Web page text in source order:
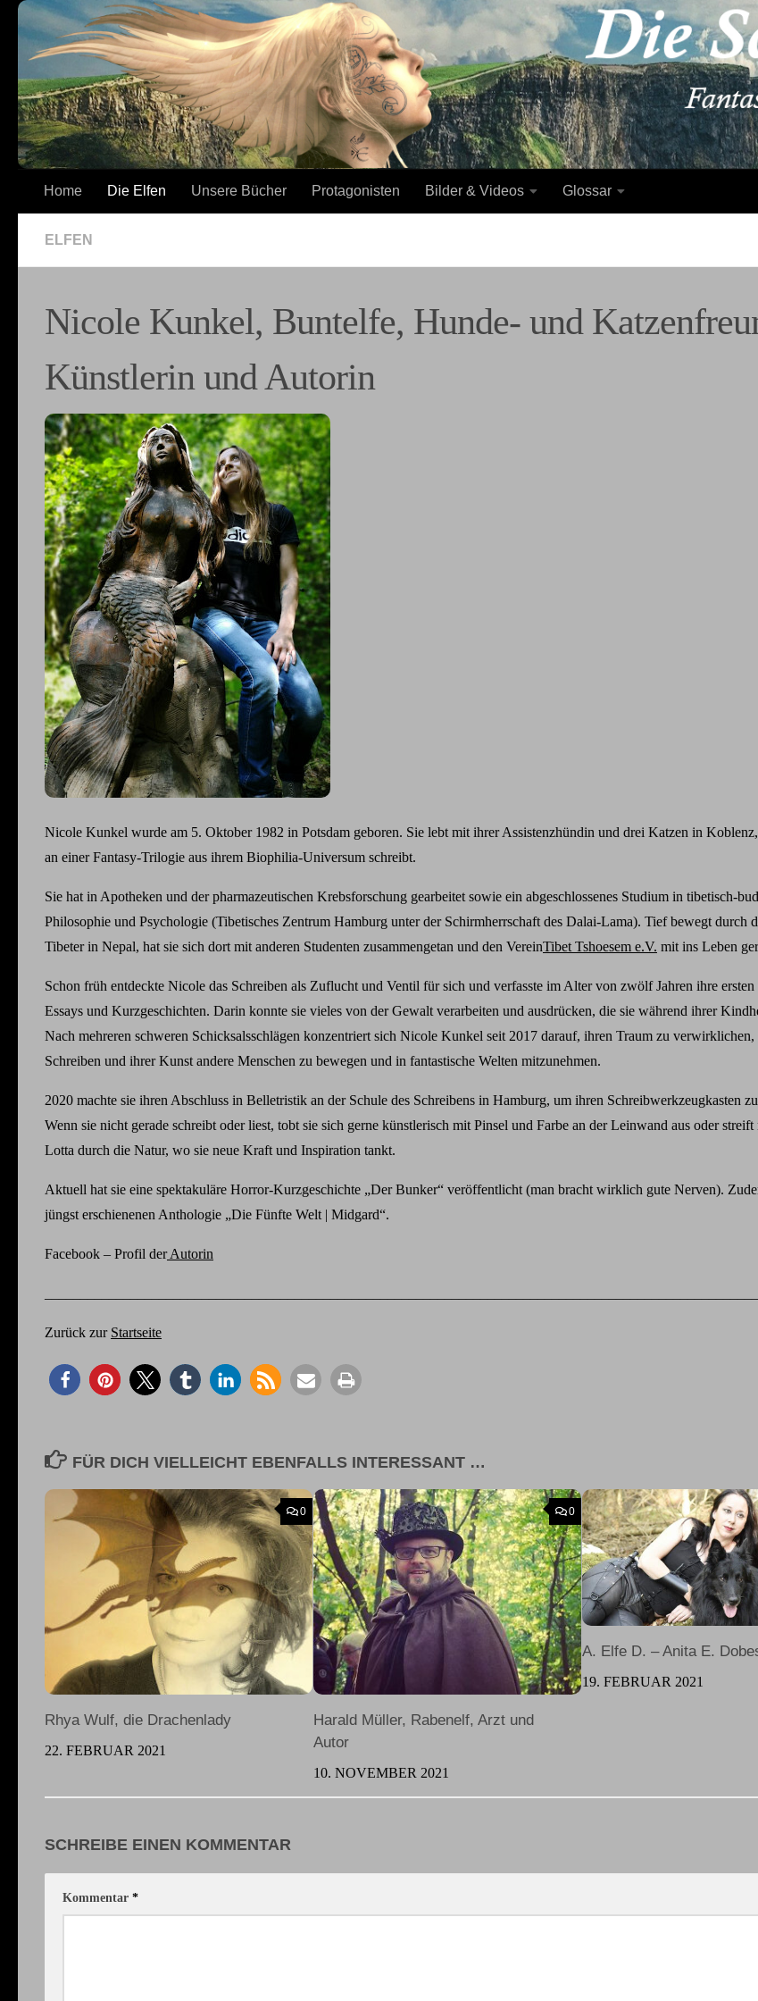
Zum Inhalt springen
Home Die Elfen Unsere Bücher Protagonisten Bilder & Videos Glossar
ELFEN
Nicole Kunkel, Buntelfe, Hunde- und
Künstlerin und Autorin
Nicole Kunkel wurde am 5. Oktober 1982 in Potsdam geboren. Sie lebt mit ihrer Assistenzhündin und drei Katzen in
an einer Fantasy-Trilogie aus ihrem Biophilia-Universum schreibt.
Sie hat in Apotheken und der pharmazeutischen Krebsforschung gearbeitet sowie ein abgeschlossenes Studium in tibetisch-
Philosophie und Psychologie (Tibetisches Zentrum Hamburg unter der Schirmherrschaft des Dalai-Lama). Tief bewegt durch
Tibeter in Nepal, hat sie sich dort mit anderen Studenten zusammengetan und den VereinTibet Tshoesem e.V. mit ins Leben
Schon früh entdeckte Nicole das Schreiben als Zuflucht und Ventil für sich und verfasste im Alter von zwölf Jahren ihre ersten
Essays und Kurzgeschichten. Darin konnte sie vieles von der Gewalt verarbeiten und ausdrücken, die sie während ihrer
Nach mehreren schweren Schicksalsschlägen konzentriert sich Nicole Kunkel seit 2017 darauf, ihren Traum zu verwirklichen,
Schreiben und ihrer Kunst andere Menschen zu bewegen und in fantastische Welten mitzunehmen.
2020 machte sie ihren Abschluss in Belletristik an der Schule des Schreibens in Hamburg, um ihren Schreibwerkzeugkasten
Wenn sie nicht gerade schreibt oder liest, tobt sie sich gerne künstlerisch mit Pinsel und Farbe an der Leinwand aus oder
Lotta durch die Natur, wo sie neue Kraft und Inspiration tankt.
Aktuell hat sie eine spektakuläre Horror-Kurzgeschichte „Der Bunker“ veröffentlicht (man bracht wirklich gute Nerven).
jüngst erschienenen Anthologie „Die Fünfte Welt | Midgard“.
Facebook – Profil derAutorin
Zurück zur Startseite
FÜR DICH VIELLEICHT EBENFALLS INTERESSANT …
0
Rhya Wulf, die Drachenlady
22. FEBRUAR 2021
0
Harald Müller, Rabenelf, Arzt und
Autor
10. NOVEMBER 2021
A. Elfe D. – Anita E.
19. FEBRUAR 2021
SCHREIBE EINEN KOMMENTAR
Kommentar *